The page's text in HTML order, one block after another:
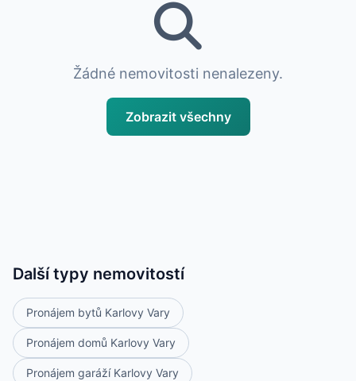
Žádné nemovitosti nenalezeny.
Zobrazit všechny
Další typy nemovitostí
Pronájem bytů Karlovy Vary
Pronájem domů Karlovy Vary
Pronájem garáží Karlovy Vary